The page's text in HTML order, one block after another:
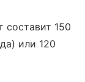
составит 150
или 120